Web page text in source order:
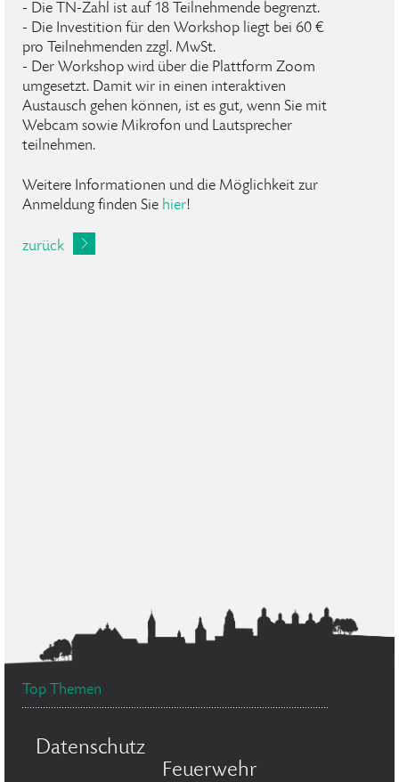
- Die TN-Zahl ist auf 18 Teilnehmende begrenzt.
- Die Investition für den Workshop liegt bei 60 €
pro Teilnehmenden zzgl. MwSt.
- Der Workshop wird über die Plattform Zoom
umgesetzt. Damit wir in einen interaktiven
Austausch gehen können, ist es gut, wenn Sie mit
Webcam sowie Mikrofon und Lautsprecher
teilnehmen.
Weitere Informationen und die Möglichkeit zur
Anmeldung finden Sie hier!
zurück
Top Themen
Datenschutz
Feuerwehr